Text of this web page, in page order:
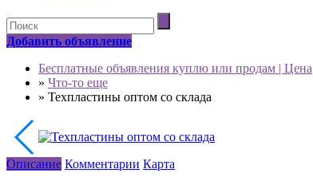
Добавить объявление
Бесплатные объявления куплю или продам | Цена
» Что-то еще
» Техпластины оптом со склада
Описание Комментарии Карта